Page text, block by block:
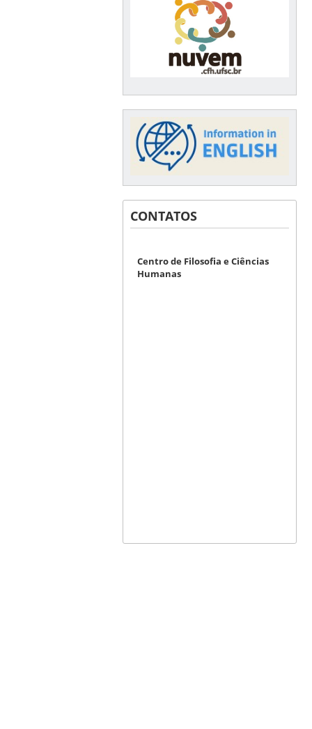
CONTATOS
Centro de Filosofia e Ciências
Humanas